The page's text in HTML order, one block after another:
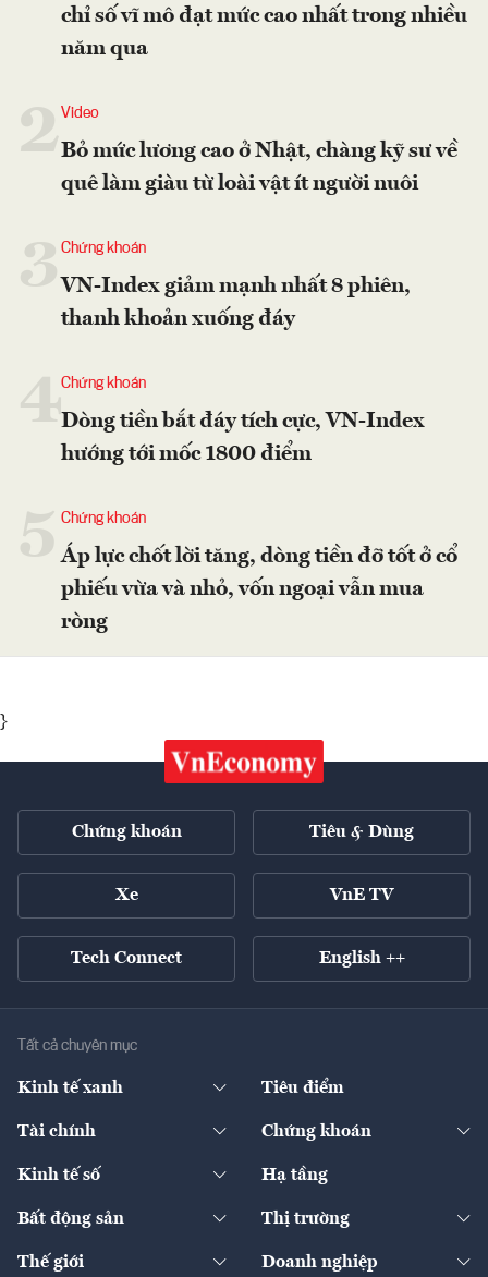
chỉ số vĩ mô đạt mức cao nhất trong nhiều
năm qua
2Video
Bỏ mức lương cao ở Nhật, chàng kỹ sư về
quê làm giàu từ loài vật ít người nuôi
Chứng khoán
VN-Index giảm mạnh nhất 8 phiên,
thanh khoản xuống đáy
4Chứng khoán
Dòng tiền bắt đáy tích cực, VN-Index
hướng tới mốc 1800 điểm
Chứng khoán
Áp lực chốt lời tăng, dòng tiền đỡ tốt ở cổ
phiếu vừa và nhỏ, vốn ngoại vẫn mua
ròng
}
Chứng khoán Tiêu & Dùng
Xe VnE TV
Tech Connect English ++
Tất cả chuyên mục
Kinh tế xanh
Diễn đàn
Tiêu điểm
Tài chính
Ngân hàng
Bảo hiểm
Chứng khoán
Doanh nghiệp niêm yết
Kinh tế số
Sản phẩm - Thị trường
Hạ tầng
Bất động sản
Chính sách
Thị trường
Thế giới Doanh nghiệp